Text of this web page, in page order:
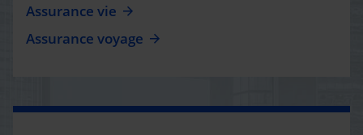
Assurance vie
Assurance voyage